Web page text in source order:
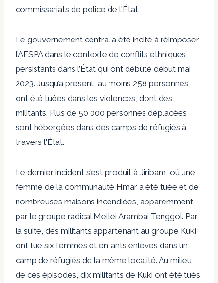
commissariats de police de l'État.
Le gouvernement central a été incité à réimposer
l’AFSPA dans le contexte de conflits ethniques
persistants dans l’État qui ont débuté début mai
2023. Jusqu’à présent, au moins 258 personnes
ont été tuées dans les violences, dont des
militants. Plus de 50 000 personnes déplacées
sont hébergées dans des camps de réfugiés à
travers l'État.
Le dernier incident s'est produit à Jiribam, où une
femme de la communauté Hmar a été tuée et de
nombreuses maisons incendiées, apparemment
par le groupe radical Meitei Arambai Tenggol. Par
la suite, des militants appartenant au groupe Kuki
ont tué six femmes et enfants enlevés dans un
camp de réfugiés de la même localité. Au milieu
de ces épisodes, dix militants de Kuki ont été tués